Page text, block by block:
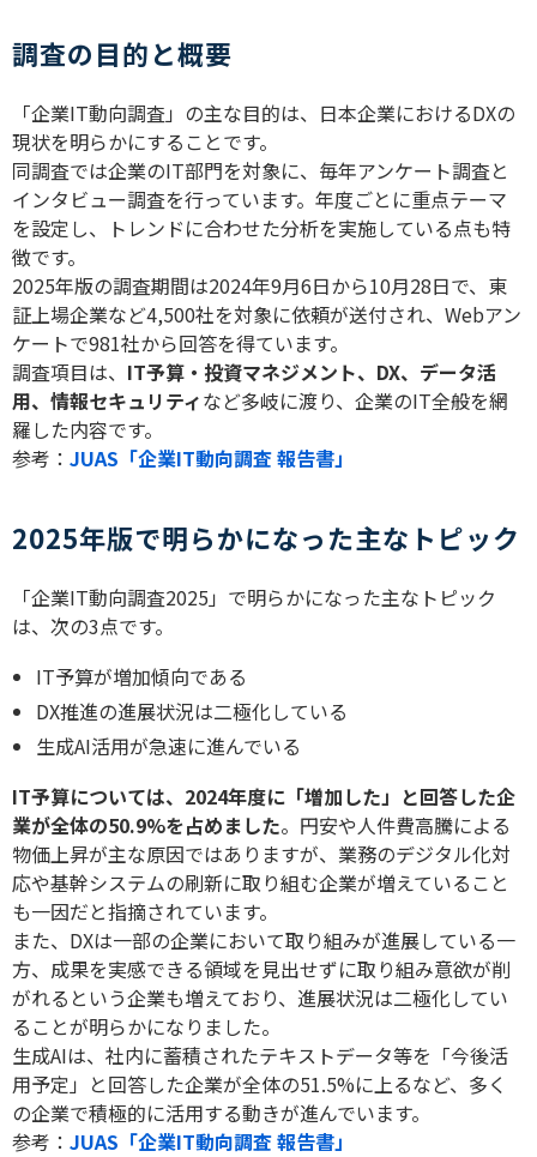
調査の目的と概要
「企業IT動向調査」の主な目的は、日本企業におけるDXの
現状を明らかにすることです。
同調査では企業のIT部門を対象に、毎年アンケート調査と
インタビュー調査を行っています。年度ごとに重点テーマ
を設定し、トレンドに合わせた分析を実施している点も特
徴です。
2025年版の調査期間は2024年9月6日から10月28日で、東
証上場企業など4,500社を対象に依頼が送付され、 Webアン
ケートで981社から回答を得ています。
調査項目は、 IT予算・投資マネジメント、 DX、データ活
用、情報セキュリティなど多岐に渡り、企業のIT全般を網
羅した内容です。
参考： JUAS「企業IT動向調査 報告書」
2025年版で明らかになった主なトピック
「企業IT動向調査2025 」で明らかになった主なトピック
は、次の3点です。
IT予算が増加傾向である
DX推進の進展状況は二極化している
生成AI活用が急速に進んでいる
IT予算については、 2024年度に「増加した」と回答した企
業が全体の50.9%を占めました。円安や人件費高騰による
物価上昇が主な原因ではありますが、業務のデジタル化対
応や基幹システムの刷新に取り組む企業が増えていること
も一因だと指摘されています。
また、 DXは一部の企業において取り組みが進展している一
方、成果を実感できる領域を見出せずに取り組み意欲が削
がれるという企業も増えており、進展状況は二極化してい
ることが明らかになりました。
生成AIは、社内に蓄積されたテキストデータ等を「今後活
用予定」と回答した企業が全体の51.5%に上るなど、多く
の企業で積極的に活用する動きが進んでいます。
参考： JUAS「企業IT動向調査 報告書」